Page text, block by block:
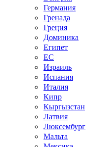
Германия
Гренада
Греция
Доминика
Египет
ЕС
Израиль
Испания
Италия
Кипр
Кыргызстан
Латвия
Люксембург
Мальта